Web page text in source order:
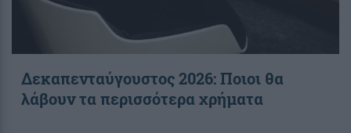
Δεκαπενταύγουστος 2026: Ποιοι θα
λάβουν τα περισσότερα χρήματα